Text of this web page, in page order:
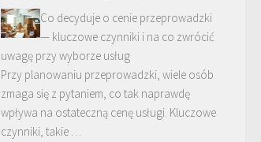
Co decyduje o cenie przeprowadzki
— kluczowe czynniki i na co zwrócić
uwagę przy wyborze usług
Przy planowaniu przeprowadzki, wiele osób
zmaga się z pytaniem, co tak naprawdę
wpływa na ostateczną cenę usługi. Kluczowe
czynniki, takie …